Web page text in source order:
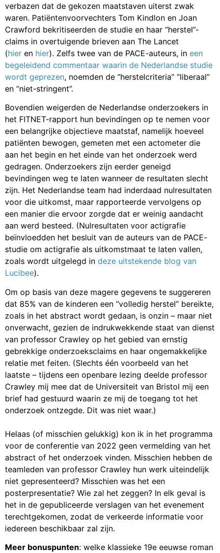
verbazen dat de gekozen maatstaven uiterst zwak
waren. Patiëntenvoorvechters Tom Kindlon en Joan
Crawford bekritiseerden de studie en haar “herstel”-
claims in overtuigende brieven aan The Lancet
(hier en hier). Zelfs twee van de PACE-auteurs, in een
begeleidend commentaar waarin de Nederlandse studie
wordt geprezen, noemden de “herstelcriteria” “liberaal”
en “niet-stringent”.
Bovendien weigerden de Nederlandse onderzoekers in
het FITNET-rapport hun bevindingen op te nemen voor
een belangrijke objectieve maatstaf, namelijk hoeveel
patiënten bewogen, gemeten met een actometer die
aan het begin en het einde van het onderzoek werd
gedragen. Onderzoekers zijn eerder geneigd
bevindingen weg te laten wanneer de resultaten slecht
zijn. Het Nederlandse team had inderdaad nulresultaten
voor die uitkomst, maar rapporteerde vervolgens op
een manier die ervoor zorgde dat er weinig aandacht
aan werd besteed. (Nulresultaten voor actigrafie
beïnvloedden het besluit van de auteurs van de PACE-
studie om actigrafie als uitkomstmaat te laten vallen,
zoals wordt uitgelegd in deze uitstekende blog van
Lucibee).
Om op basis van deze magere gegevens te suggereren
dat 85% van de kinderen een “volledig herstel” bereikte,
zoals in het abstract wordt gedaan, is onzin – maar niet
onverwacht, gezien de indrukwekkende staat van dienst
van professor Crawley op het gebied van ernstig
gebrekkige onderzoeksclaims en haar ongemakkelijke
relatie met feiten. (Slechts één voorbeeld van het
laatste – tijdens een openbare lezing deelde professor
Crawley mij mee dat de Universiteit van Bristol mij een
brief had gestuurd waarin ze mij de toegang tot het
onderzoek ontzegde. Dit was niet waar.)
Helaas (of misschien gelukkig) kon ik in het programma
voor de conferentie van 2022 geen vermelding van het
abstract of het onderzoek vinden. Misschien hebben de
teamleden van professor Crawley hun werk uiteindelijk
niet gepresenteerd? Misschien was het een
posterpresentatie? Wie zal het zeggen? In elk geval is
het in de gepubliceerde verslagen van het evenement
terechtgekomen, zodat de verkeerde informatie voor
iedereen beschikbaar zal zijn.
Meer bonuspunten: welke klassieke 19e eeuwse roman